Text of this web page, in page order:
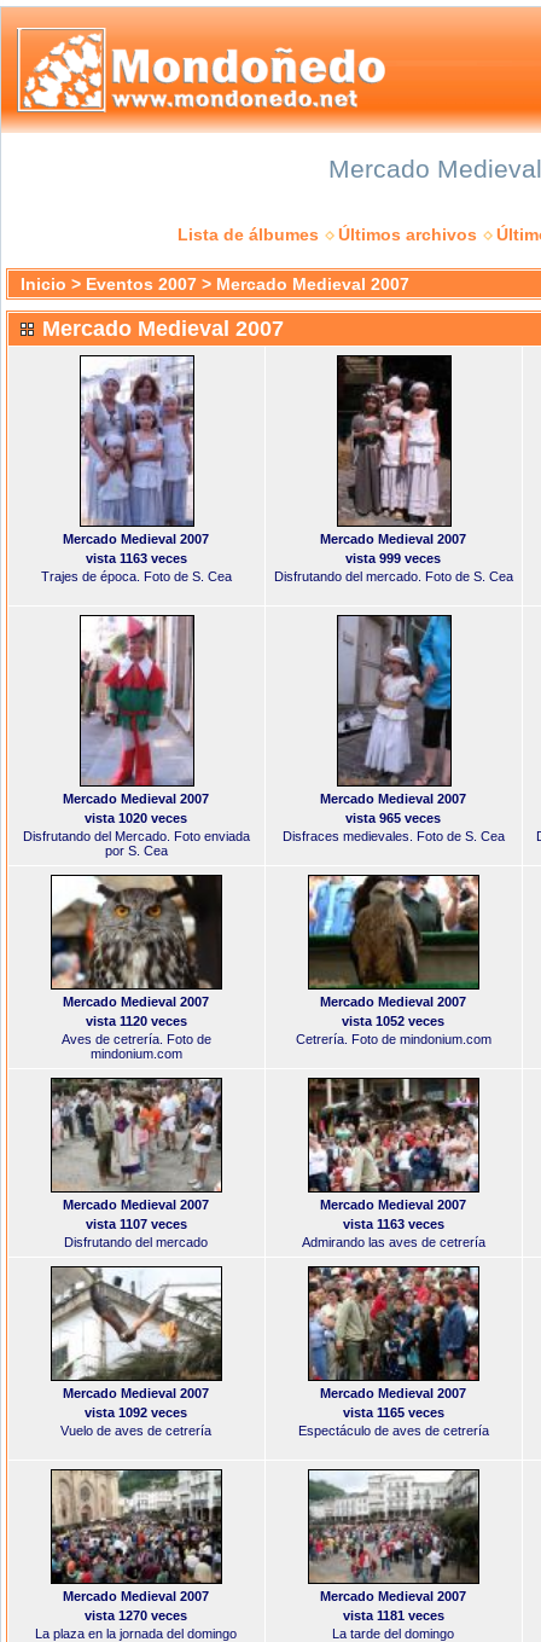
Mercado
Lista de álbumes Últimos archivos
Inicio > Eventos 2007 > Mercado Medieval 2007
Mercado Medieval 2007
Mercado Medieval 2007
vista 1163 veces
Trajes de época. Foto de S. Cea
Mercado Medieval 2007
vista 999 veces
Disfrutando del mercado. Foto de S. Cea
Mercado Medieval 2007
vista 1020 veces
Disfrutando del Mercado. Foto enviada
por S. Cea
Mercado Medieval 2007
vista 965 veces
Disfraces medievales. Foto de S. Cea
Mercado Medieval 2007
vista 1120 veces
Aves de cetrería. Foto de
mindonium.com
Mercado Medieval 2007
vista 1052 veces
Cetrería. Foto de mindonium.com
Mercado Medieval 2007
vista 1107 veces
Disfrutando del mercado
Mercado Medieval 2007
vista 1163 veces
Admirando las aves de cetrería
Mercado Medieval 2007
vista 1092 veces
Vuelo de aves de cetrería
Mercado Medieval 2007
vista 1165 veces
Espectáculo de aves de cetrería
Mercado Medieval 2007
vista 1270 veces
La plaza en la jornada del domingo
Mercado Medieval 2007
vista 1181 veces
La tarde del domingo